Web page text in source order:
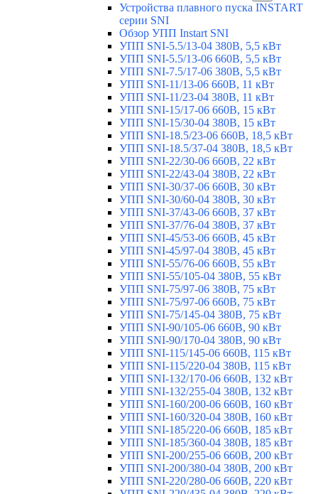
Устройства плавного пуска INSTART
серии SNI
Обзор УПП Instart SNI
УПП SNI-5.5/13-04 380В, 5,5 кВт
УПП SNI-5.5/13-06 660В, 5,5 кВт
УПП SNI-7.5/17-06 380В, 5,5 кВт
УПП SNI-11/13-06 660В, 11 кВт
УПП SNI-11/23-04 380В, 11 кВт
УПП SNI-15/17-06 660В, 15 кВт
УПП SNI-15/30-04 380В, 15 кВт
УПП SNI-18.5/23-06 660В, 18,5 кВт
УПП SNI-18.5/37-04 380В, 18,5 кВт
УПП SNI-22/30-06 660В, 22 кВт
УПП SNI-22/43-04 380В, 22 кВт
УПП SNI-30/37-06 660В, 30 кВт
УПП SNI-30/60-04 380В, 30 кВт
УПП SNI-37/43-06 660В, 37 кВт
УПП SNI-37/76-04 380В, 37 кВт
УПП SNI-45/53-06 660В, 45 кВт
УПП SNI-45/97-04 380В, 45 кВт
УПП SNI-55/76-06 660В, 55 кВт
УПП SNI-55/105-04 380В, 55 кВт
УПП SNI-75/97-06 380В, 75 кВт
УПП SNI-75/97-06 660В, 75 кВт
УПП SNI-75/145-04 380В, 75 кВт
УПП SNI-90/105-06 660В, 90 кВт
УПП SNI-90/170-04 380В, 90 кВт
УПП SNI-115/145-06 660В, 115 кВт
УПП SNI-115/220-04 380В, 115 кВт
УПП SNI-132/170-06 660В, 132 кВт
УПП SNI-132/255-04 380В, 132 кВт
УПП SNI-160/200-06 660В, 160 кВт
УПП SNI-160/320-04 380В, 160 кВт
УПП SNI-185/220-06 660В, 185 кВт
УПП SNI-185/360-04 380В, 185 кВт
УПП SNI-200/255-06 660В, 200 кВт
УПП SNI-200/380-04 380В, 200 кВт
УПП SNI-220/280-06 660В, 220 кВт